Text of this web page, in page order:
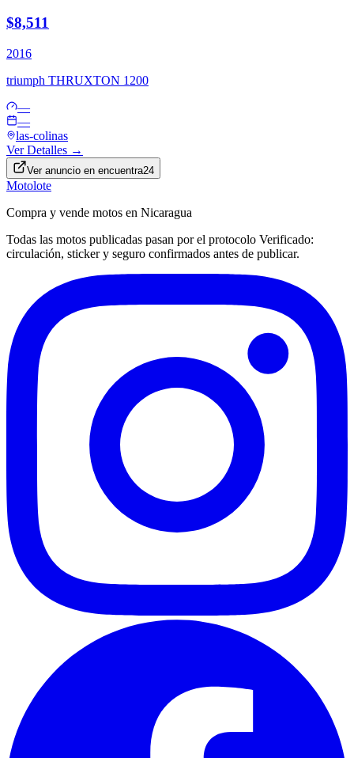
$8,511
2016
triumph THRUXTON 1200
—
—
las-colinas
Ver Detalles →
Ver anuncio en encuentra24
Motolote
Compra y vende motos en Nicaragua
Todas las motos publicadas pasan por el protocolo Verificado:
circulación, sticker y seguro confirmados antes de publicar.